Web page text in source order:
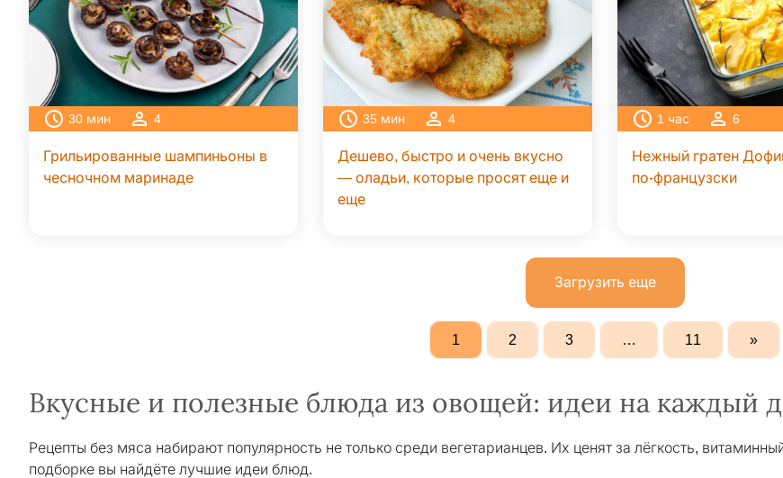
30 мин 4
Грильированные шампиньоны в
чесночном маринаде
35 мин 4
Дешево, быстро и очень вкусно
— оладьи, которые просят еще и
еще
1 час 6
Нежный гратен
по-французски
Загрузить еще
1 2 3 … 11 »
Вкусные и полезные блюда из овощей: идеи на каждый
Рецепты без мяса набирают популярность не только среди вегетарианцев. Их ценят за лёгкость,
подборке вы найдёте лучшие идеи блюд.